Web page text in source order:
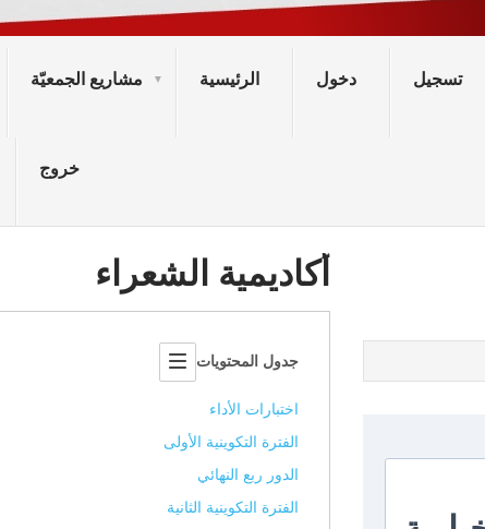
مشاريع الجمعيّة الرئيسية دخول تسجيل
خروج
أكاديمية الشعراء
جدول المحتويات
اختبارات الأداء
الفترة التكوينية الأولى
الدور ربع النهائي
الفترة التكوينية الثانية